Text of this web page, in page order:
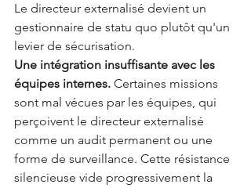
Le directeur externalisé devient un
gestionnaire de statu quo plutôt qu'un
levier de sécurisation.
Une intégration insuffisante avec les
équipes internes. Certaines missions
sont mal vécues par les équipes, qui
perçoivent le directeur externalisé
comme un audit permanent ou une
forme de surveillance. Cette résistance
silencieuse vide progressivement la